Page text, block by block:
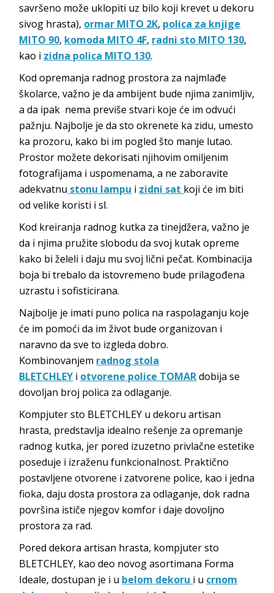
savršeno može uklopiti uz bilo koji krevet u dekoru
sivog hrasta), ormar MITO 2K, polica za knjige
MITO 90, komoda MITO 4F, radni sto MITO 130,
kao i zidna polica MITO 130.
Kod opremanja radnog prostora za najmlađe
školarce, važno je da ambijent bude njima zanimljiv,
a da ipak nema previše stvari koje će im odvući
pažnju. Najbolje je da sto okrenete ka zidu, umesto
ka prozoru, kako bi im pogled što manje lutao.
Prostor možete dekorisati njihovim omiljenim
fotografijama i uspomenama, a ne zaboravite
adekvatnu stonu lampu i zidni sat koji će im biti
od velike koristi i sl.
Kod kreiranja radnog kutka za tinejdžera, važno je
da i njima pružite slobodu da svoj kutak opreme
kako bi želeli i daju mu svoj lični pečat. Kombinacija
boja bi trebalo da istovremeno bude prilagođena
uzrastu i sofisticirana.
Najbolje je imati puno polica na raspolaganju koje
će im pomoći da im život bude organizovan i
naravno da sve to izgleda dobro.
Kombinovanjem radnog stola
BLETCHLEY i otvorene police TOMARdobija se
dovoljan broj polica za odlaganje.
Kompjuter sto BLETCHLEY u dekoru artisan
hrasta, predstavlja idealno rešenje za opremanje
radnog kutka, jer pored izuzetno privlačne estetike
poseduje i izraženu funkcionalnost. Praktično
postavljene otvorene i zatvorene police, kao i jedna
fioka, daju dosta prostora za odlaganje, dok radna
površina ističe njegov komfor i daje dovoljno
prostora za rad.
Pored dekora artisan hrasta, kompjuter sto
BLETCHLEY, kao deo novog asortimana Forma
Ideale, dostupan je i u belom dekoru i u crnom